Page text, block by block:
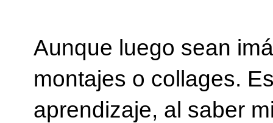
Aunque luego sean
montajes o collages.
aprendizaje, al saber